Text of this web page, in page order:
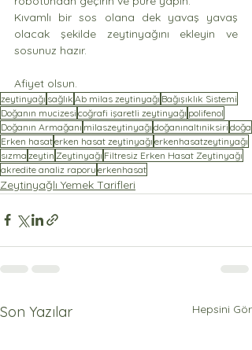
Kıvamlı bir sos olana dek yavaş yavaş
olacak şekilde zeytinyağını ekleyin ve
sosunuz hazır.
Afiyet olsun.
zeytinyağı sağlık Ab milas zeytinyağı Bağışıklık Sistemi
Doğanın mucizesi coğrafi işaretli zeytinyağı polifenol
Doğanın Armağanı milaszeytinyağı doğanınaltıniksiri doğa
Erken hasaterken hasat zeytinyağı erkenhasatzeytinyağı
sızma zeytin Zeytinyağı Filtresiz Erken Hasat Zeytinyağı
akredite analiz raporu erkenhasat
Zeytinyağlı Yemek Tarifleri
Son Yazılar Hepsini Gör